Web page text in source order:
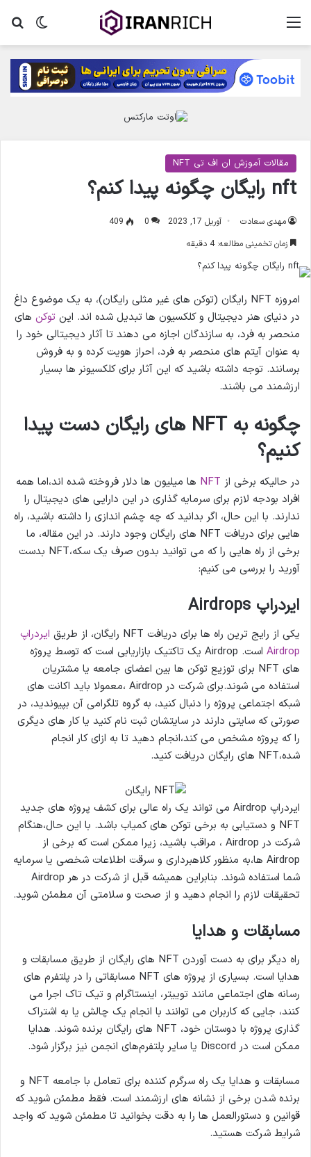
تغییر منو
مقالات آموزش ان اف تی NFT
nft رایگان چگونه پیدا کنم؟
مهدی سعادت آوریل 17, 2023 0
409
زمان تخمینی مطالعه: 4 دقیقه
امروزه NFT رایگان (توکن های غیر مثلی رایگان)، به یک موضوع داغ
در دنیای هنر دیجیتال و کلکسیون ها تبدیل شده اند. این توکن های
منحصر به فرد، به سازندگان اجازه می دهند تا آثار دیجیتالی خود را
به عنوان آیتم های منحصر به فرد، احراز هویت کرده و به فروش
برسانند. توجه داشته باشید که این آثار برای کلکسیونر ها بسیار
ارزشمند می باشند.
چگونه به NFT های رایگان دست پیدا
کنیم؟
در حالیکه برخی از NFT ها میلیون ها دلار فروخته شده اند،اما همه
افراد بودجه لازم برای سرمایه گذاری در این دارایی های دیجیتال را
ندارند. با این حال، اگر بدانید که چه چشم اندازی را داشته باشید، راه
هایی برای دریافت NFT های رایگان وجود دارند. در این مقاله، ما
برخی از راه هایی را که می توانید بدون صرف یک سکه،NFT بدست
آورید را بررسی می کنیم:
ایردراپ Airdrops
یکی از رایج ترین راه ها برای دریافت NFT رایگان، از طریق
ایردراپ
Airdrop
است. Airdrop یک تاکتیک بازاریابی است که توسط پروژه
های NFT برای توزیع توکن ها بین اعضای جامعه یا مشتریان
استفاده می شوند.برای شرکت در Airdrop ،معمولا باید اکانت های
شبکه اجتماعی پروژه را دنبال کنید، به گروه تلگرامی آن بپیوندید، در
صورتی که سایتی دارند در سایتشان ثبت نام کنید یا کار های دیگری
را که پروژه مشخص می کند،انجام دهید تا به ازای کار انجام
شده،NFT های رایگان دریافت کنید.
ایردراپ Airdrop می تواند یک راه عالی برای کشف پروژه های جدید
NFT و دستیابی به برخی توکن های کمیاب باشد. با این حال،هنگام
شرکت در Airdrop ، مراقب باشید، زیرا ممکن است که برخی از
Airdrop ها،به منظور کلاهبرداری و سرقت اطلاعات شخصی یا سرمایه
شما استفاده شوند. بنابراین همیشه قبل از شرکت در هر Airdrop
تحقیقات لازم را انجام دهید و از صحت و سلامتی آن مطمئن شوید.
مسابقات و هدایا
راه دیگر برای به دست آوردن NFT های رایگان از طریق مسابقات و
هدایا است. بسیاری از پروژه های NFT مسابقاتی را در پلتفرم های
رسانه های اجتماعی مانند توییتر، اینستاگرام و تیک تاک اجرا می
کنند، جایی که کاربران می توانند با انجام یک چالش یا به اشتراک
گذاری پروژه با دوستان خود، NFT های رایگان برنده شوند. هدایا
ممکن است در Discord یا سایر پلتفرم‌های انجمن نیز برگزار شود.
مسابقات و هدایا یک راه سرگرم کننده برای تعامل با جامعه NFT و
برنده شدن برخی از نشانه های ارزشمند است. فقط مطمئن شوید که
قوانین و دستورالعمل ها را به دقت بخوانید تا مطمئن شوید که واجد
شرایط شرکت هستید.